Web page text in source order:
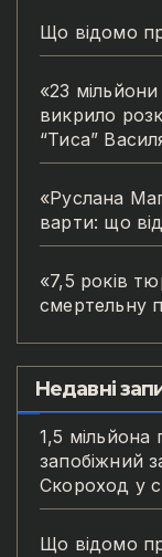
Що відомо
«23
викрило
“Тиса”
«Руслана
варти: що
«7,5 років
смертельну
Недавні
1,5 мільйона
запобіжний
Скороход у
Що відомо